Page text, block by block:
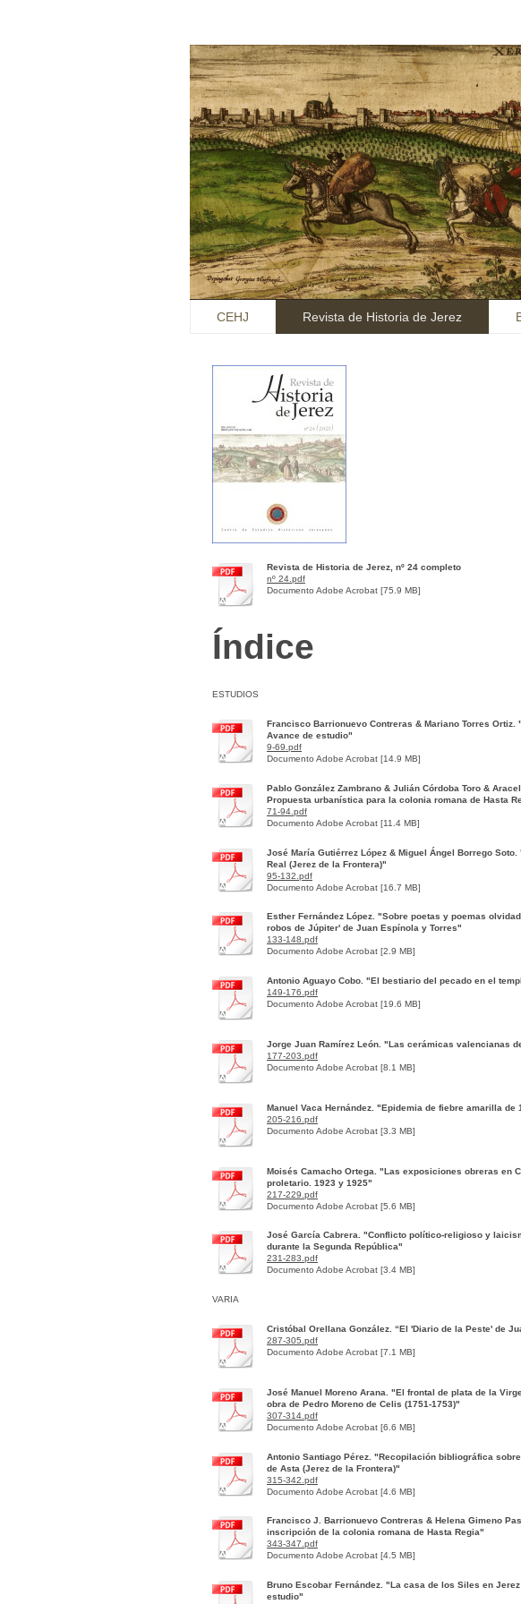
CEHJ Revista de Historia de Jerez
Revista de Historia de Jerez, nº 24 completo
nº 24.pdf
Documento Adobe Acrobat [75.9 MB]
Índice
ESTUDIOS
Francisco Barrionuevo Contreras & Mariano Torres
Avance de estudio"
9-69.pdf
Documento Adobe Acrobat [14.9 MB]
Pablo González Zambrano & Julián Córdoba Toro &
Propuesta urbanística para la colonia romana de Hasta
71-94.pdf
Documento Adobe Acrobat [11.4 MB]
José María Gutiérrez López & Miguel Ángel Borrego
Real (Jerez de la Frontera)"
95-132.pdf
Documento Adobe Acrobat [16.7 MB]
Esther Fernández López. "Sobre poetas y poemas
robos de Júpiter' de Juan Espínola y Torres"
133-148.pdf
Documento Adobe Acrobat [2.9 MB]
Antonio Aguayo Cobo. "El bestiario del pecado en el
149-176.pdf
Documento Adobe Acrobat [19.6 MB]
Jorge Juan Ramírez León. "Las cerámicas valencianas
177-203.pdf
Documento Adobe Acrobat [8.1 MB]
Manuel Vaca Hernández. "Epidemia de fiebre amarilla de
205-216.pdf
Documento Adobe Acrobat [3.3 MB]
Moisés Camacho Ortega. "Las exposiciones obreras en
proletario. 1923 y 1925"
217-229.pdf
Documento Adobe Acrobat [5.6 MB]
José García Cabrera. "Conflicto político-religioso y
durante la Segunda República"
231-283.pdf
Documento Adobe Acrobat [3.4 MB]
VARIA
Cristóbal Orellana González. “El 'Diario de la Peste' de
287-305.pdf
Documento Adobe Acrobat [7.1 MB]
José Manuel Moreno Arana. "El frontal de plata de la
obra de Pedro Moreno de Celis (1751-1753)"
307-314.pdf
Documento Adobe Acrobat [6.6 MB]
Antonio Santiago Pérez. "Recopilación bibliográfica
de Asta (Jerez de la Frontera)"
315-342.pdf
Documento Adobe Acrobat [4.6 MB]
Francisco J. Barrionuevo Contreras & Helena Gimeno
inscripción de la colonia romana de Hasta Regia"
343-347.pdf
Documento Adobe Acrobat [4.5 MB]
Bruno Escobar Fernández. "La casa de los Siles en
estudio"